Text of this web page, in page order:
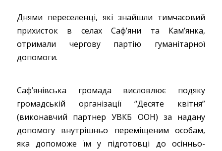
Днями переселенці, які знайшли тимчасовий
прихисток в селах Саф’яни та Кам’янка,
отримали чергову партію гуманітарної
допомоги.
Саф’янівська громада висловлює подяку
громадській організації “Десяте квітня”
(виконавчий партнер УВКБ ООН) за надану
допомогу внутрішньо переміщеним особам,
яка допоможе їм у підготовці до осінньо-